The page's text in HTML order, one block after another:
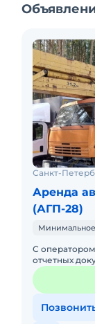
Санкт-
Аренда
(АГП-28)
Минимальное
С
отчетных